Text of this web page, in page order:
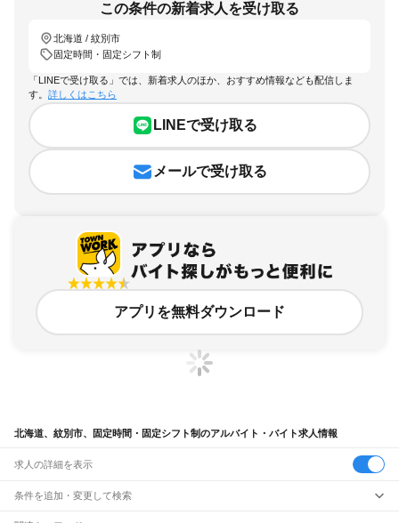
この条件の新着求人を受け取る
北海道 / 紋別市
固定時間・固定シフト制
「LINEで受け取る」では、新着求人のほか、おすすめ情報なども配信しま
す。 詳しくはこちら
LINEで受け取る
メールで受け取る
アプリを無料ダウンロード
北海道、紋別市、固定時間・固定シフト制のアルバイト・バイト求人情報
求人の詳細を表示
条件を追加・変更して検索